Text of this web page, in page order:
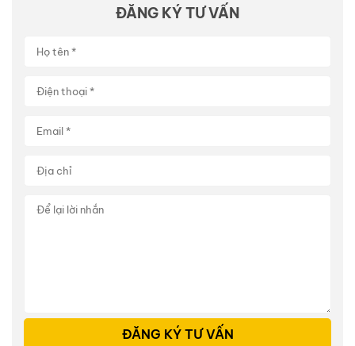
ĐĂNG KÝ TƯ VẤN
ĐĂNG KÝ TƯ VẤN